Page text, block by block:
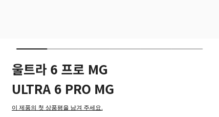
울트라 6 프로 MG
ULTRA 6 PRO MG
이 제품의 첫 상품평을 남겨 주세요.